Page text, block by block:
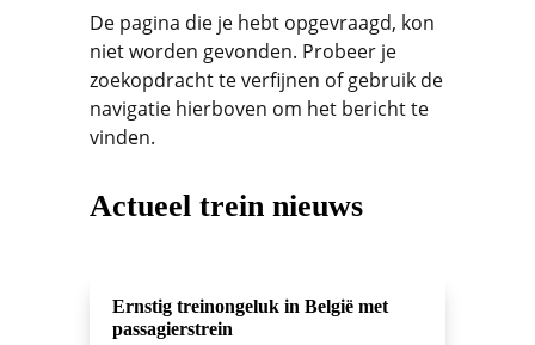
De pagina die je hebt opgevraagd, kon
niet worden gevonden. Probeer je
zoekopdracht te verfijnen of gebruik de
navigatie hierboven om het bericht te
vinden.
Actueel trein nieuws
Ernstig treinongeluk in België met
passagierstrein